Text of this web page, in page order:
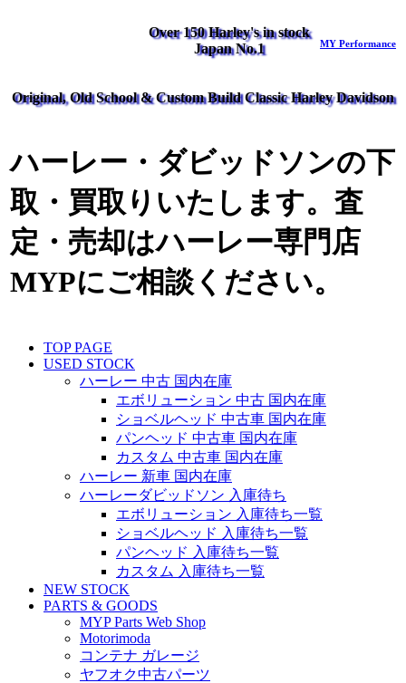
Over 150 Harley's in stock
Japan No.1
MY Performance
Original, Old School & Custom Build Classic Harley Davidson
ハーレー・ダビッドソンの下
取・買取りいたします。査
定・売却はハーレー専門店
MYPにご相談ください。
TOP PAGE
USED STOCK
ハーレー 中古 国内在庫
エボリューション 中古 国内在庫
ショベルヘッド 中古車 国内在庫
パンヘッド 中古車 国内在庫
カスタム 中古車 国内在庫
ハーレー 新車 国内在庫
ハーレーダビッドソン 入庫待ち
エボリューション 入庫待ち一覧
ショベルヘッド 入庫待ち一覧
パンヘッド 入庫待ち一覧
カスタム 入庫待ち一覧
NEW STOCK
PARTS & GOODS
MYP Parts Web Shop
Motorimoda
コンテナ ガレージ
ヤフオク中古パーツ